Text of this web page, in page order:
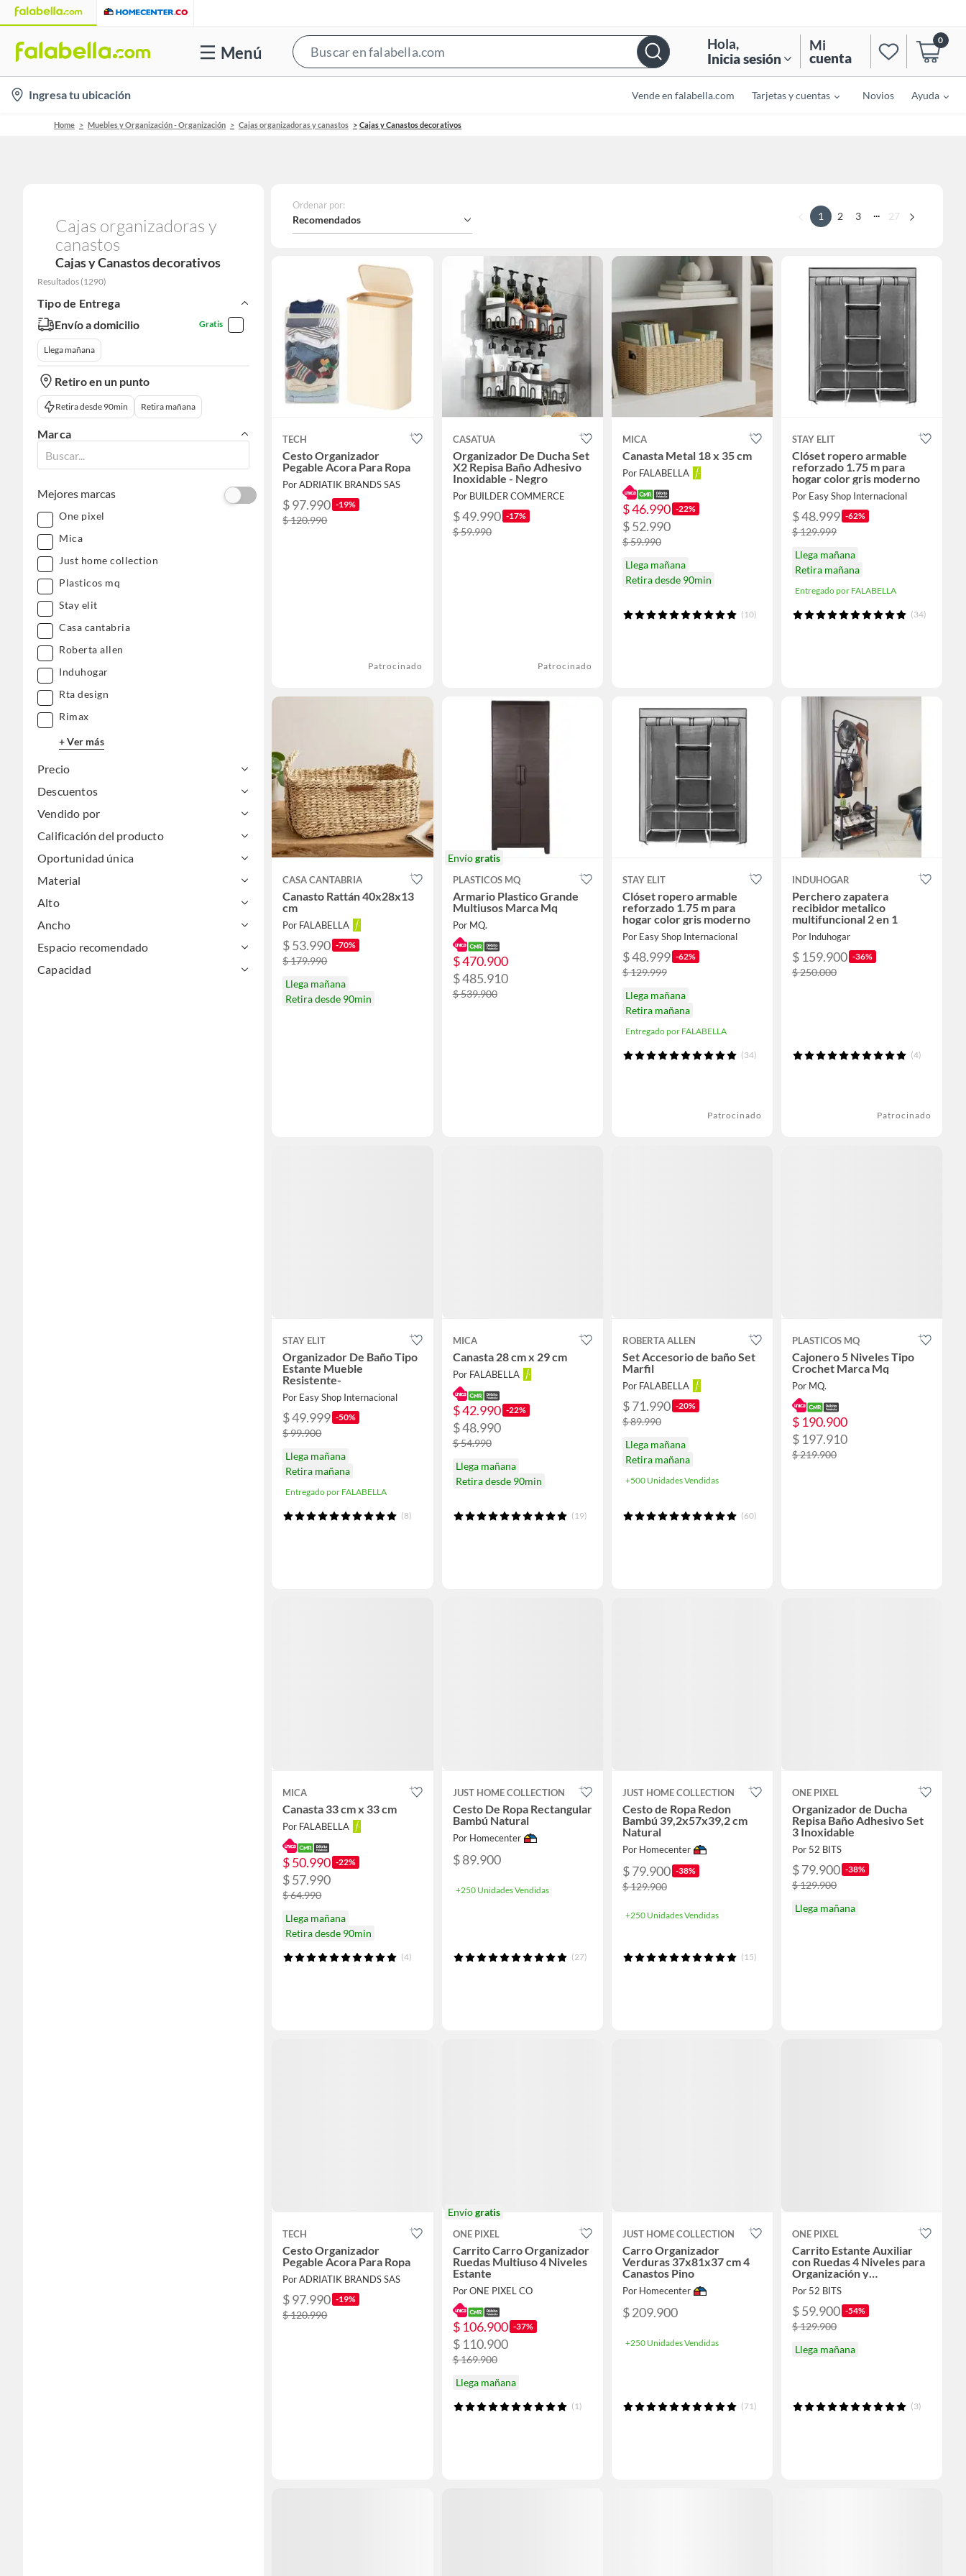
Menú
Bar
Hola,
Inicia sesión
Mi
cuenta
0
location-
icon
Ingresa tu ubicación Vende en falabella.com Tarjetas y cuentas Novios Ayuda
Home Muebles y Organización - Organización Cajas organizadoras y canastos Cajas y Canastos decorativos
Cajas organizadoras y
canastos
Cajas y Canastos decorativos
Resultados (1290)
Tipo de Entrega
Envío a domicilio
Gratis
Llega mañana
Retiro en un punto
Retira desde 90min Retira mañana
Marca
Mejores marcas
One pixel
Mica
Just home collection
Plasticos mq
Stay elit
Casa cantabria
Roberta allen
Induhogar
Rta design
Rimax
+ Ver más
Precio
Descuentos
Vendido por
Calificación del producto
Oportunidad única
Material
Alto
Ancho
Espacio recomendado
Capacidad
Ordenar por:
Recomendados 1 2 3 ... 27
TECH
Cesto Organizador
Pegable Acora Para Ropa
Por ADRIATIK BRANDS SAS
$ 97.990 -19%
$ 120.990
Patrocinado
CASATUA
Organizador De Ducha Set
X2 Repisa Baño Adhesivo
Inoxidable - Negro
Por BUILDER COMMERCE
$ 49.990 -17%
$ 59.990
Patrocinado
MICA
Canasta Metal 18 x 35 cm
Por FALABELLA
$ 46.990 -22%
$ 52.990
$ 59.990
Llega mañana
Retira desde 90min
(10)
STAY ELIT
Clóset ropero armable
reforzado 1.75 m para
hogar color gris moderno
Por Easy Shop Internacional
$ 48.999 -62%
$ 129.999
Llega mañana
Retira mañana
Entregado por FALABELLA
(34)
CASA CANTABRIA
Canasto Rattán 40x28x13
cm
Por FALABELLA
$ 53.990 -70%
$ 179.990
Llega mañana
Retira desde 90min
Envíogratis
PLASTICOS MQ
Armario Plastico Grande
Multiusos Marca Mq
Por MQ.
$ 470.900
$ 485.910
$ 539.900
STAY ELIT
Clóset ropero armable
reforzado 1.75 m para
hogar color gris moderno
Por Easy Shop Internacional
$ 48.999 -62%
$ 129.999
Llega mañana
Retira mañana
Entregado por FALABELLA
(34)
Patrocinado
INDUHOGAR
Perchero zapatera
recibidor metalico
multifuncional 2 en 1
Por Induhogar
$ 159.900 -36%
$ 250.000
(4)
Patrocinado
STAY ELIT
Organizador De Baño Tipo
Estante Mueble
Resistente-
Por Easy Shop Internacional
$ 49.999 -50%
$ 99.900
Llega mañana
Retira mañana
Entregado por FALABELLA
(8)
MICA
Canasta 28 cm x 29 cm
Por FALABELLA
$ 42.990 -22%
$ 48.990
$ 54.990
Llega mañana
Retira desde 90min
(19)
ROBERTA ALLEN
Set Accesorio de baño Set
Marfil
Por FALABELLA
$ 71.990 -20%
$ 89.990
Llega mañana
Retira mañana
+500 Unidades Vendidas
(60)
PLASTICOS MQ
Cajonero 5 Niveles Tipo
Crochet Marca Mq
Por MQ.
$ 190.900
$ 197.910
$ 219.900
MICA
Canasta 33 cm x 33 cm
Por FALABELLA
$ 50.990 -22%
$ 57.990
$ 64.990
Llega mañana
Retira desde 90min
(4)
JUST HOME COLLECTION
Cesto De Ropa Rectangular
Bambú Natural
Por Homecenter
$ 89.900
+250 Unidades Vendidas
(27)
JUST HOME COLLECTION
Cesto de Ropa Redon
Bambú 39,2x57x39,2 cm
Natural
Por Homecenter
$ 79.900 -38%
$ 129.900
+250 Unidades Vendidas
(15)
ONE PIXEL
Organizador de Ducha
Repisa Baño Adhesivo Set
3 Inoxidable
Por 52 BITS
$ 79.900 -38%
$ 129.900
Llega mañana
TECH
Cesto Organizador
Pegable Acora Para Ropa
Por ADRIATIK BRANDS SAS
$ 97.990 -19%
$ 120.990
Envíogratis
ONE PIXEL
Carrito Carro Organizador
Ruedas Multiuso 4 Niveles
Estante
Por ONE PIXEL CO
$ 106.900 -37%
$ 110.900
$ 169.900
Llega mañana
(1)
JUST HOME COLLECTION
Carro Organizador
Verduras 37x81x37 cm 4
Canastos Pino
Por Homecenter
$ 209.900
+250 Unidades Vendidas
(71)
ONE PIXEL
Carrito Estante Auxiliar
con Ruedas 4 Niveles para
Organización y
Almacenamiento
Por 52 BITS
$ 59.900 -54%
$ 129.900
Llega mañana
(3)